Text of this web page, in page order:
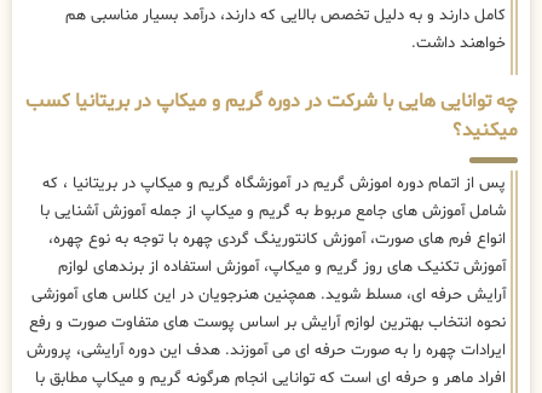
کامل دارند و به دلیل تخصص بالایی که دارند، درآمد بسیار مناسبی هم
خواهند داشت.
چه توانایی هایی با شرکت در دوره گریم و میکاپ در بریتانیا کسب
میکنید؟
پس از اتمام دوره اموزش گریم در آموزشگاه گریم و میکاپ در بریتانیا ، که
شامل آموزش های جامع مربوط به گریم و میکاپ از جمله آموزش آشنایی با
انواع فرم های صورت، آموزش کانتورینگ گردی چهره با توجه به نوع چهره،
آموزش تکنیک های روز گریم و میکاپ، آموزش استفاده از برندهای لوازم
آرایش حرفه ای، مسلط شوید. همچنین هنرجویان در این کلاس های آموزشی
نحوه انتخاب بهترین لوازم آرایش بر اساس پوست های متفاوت صورت و رفع
ایرادات چهره را به صورت حرفه ای می آموزند. هدف این دوره آرایشی، پرورش
افراد ماهر و حرفه ای است که توانایی انجام هرگونه گریم و میکاپ مطابق با